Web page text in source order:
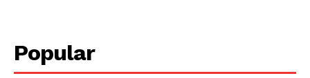
Popular